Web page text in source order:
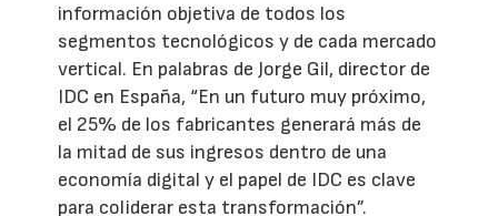
información objetiva de todos los
segmentos tecnológicos y de cada mercado
vertical. En palabras de Jorge Gil, director de
IDC en España, “En un futuro muy próximo,
el 25% de los fabricantes generará más de
la mitad de sus ingresos dentro de una
economía digital y el papel de IDC es clave
para coliderar esta transformación”.